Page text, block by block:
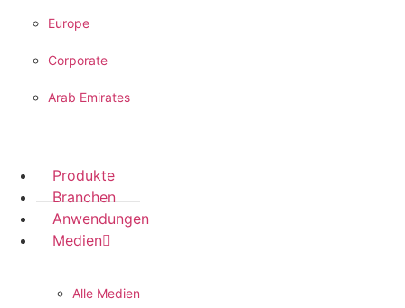
Europe
Corporate
Arab Emirates
Produkte
Branchen
Anwendungen
Medien
Alle Medien